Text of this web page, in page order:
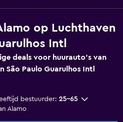
op Luchthaven
Intl
deals voor huurauto's van
São Paulo Guarulhos Intl
bestuurder: 25-65
Alamo